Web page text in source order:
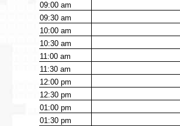
09:00am
09:30am
10:00am
10:30am
11:00am
11:30am
12:00pm
12:30pm
01:00pm
01:30pm